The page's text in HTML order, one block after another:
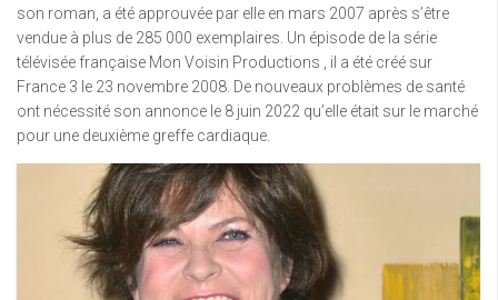
son roman, a été approuvée par elle en mars 2007 après s’être
vendue à plus de 285 000 exemplaires. Un épisode de la série
télévisée française Mon Voisin Productions , il a été créé sur
France 3 le 23 novembre 2008. De nouveaux problèmes de santé
ont nécessité son annonce le 8 juin 2022 qu’elle était sur le marché
pour une deuxième greffe cardiaque.